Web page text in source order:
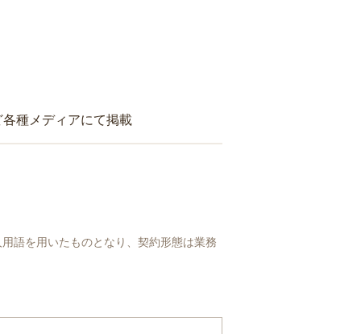
種メディアにて掲載
語を用いたものとなり、契約形態は業務